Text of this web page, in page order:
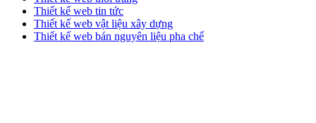
Thiết kế web tin tức
Thiết kế web vật liệu xây dựng
Thiết kế web bán nguyên liệu pha chế